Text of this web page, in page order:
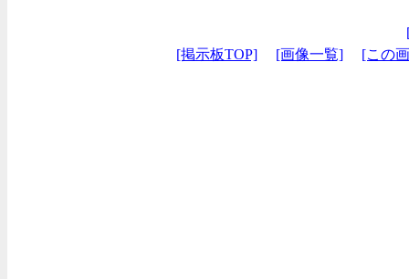
[掲示板TOP]
[画像一覧] [この